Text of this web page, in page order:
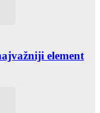
element